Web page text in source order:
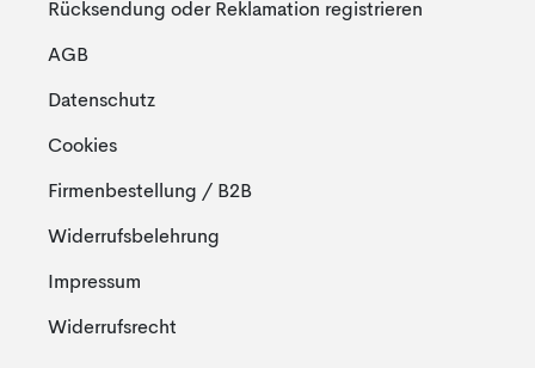
Rücksendung oder Reklamation registrieren
AGB
Datenschutz
Cookies
Firmenbestellung / B2B
Widerrufsbelehrung
Impressum
Widerrufsrecht